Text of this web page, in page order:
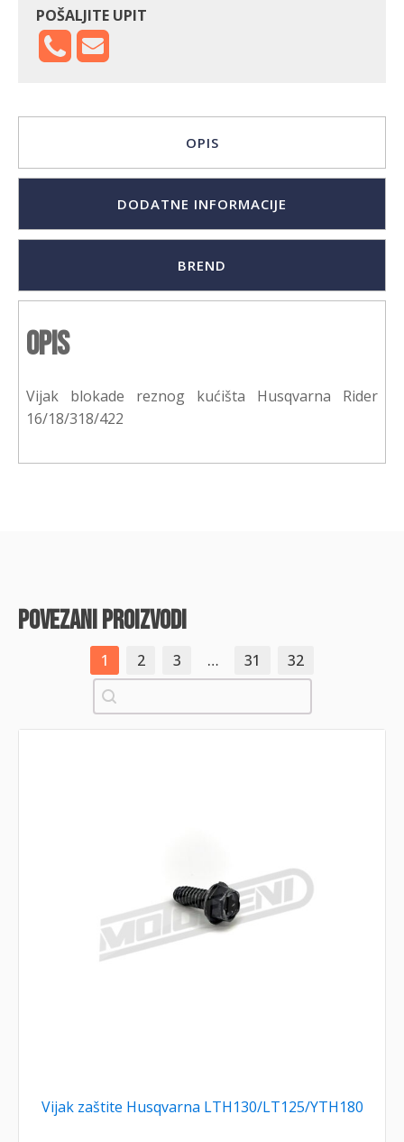
POŠALJITE UPIT
OPIS
DODATNE INFORMACIJE
BREND
Opis
Vijak blokade reznog kućišta Husqvarna Rider
16/18/318/422
povezani proizvodi
1 2 3 … 31
32
Pretraži
Vijak zaštite Husqvarna LTH130/LT125/YTH180